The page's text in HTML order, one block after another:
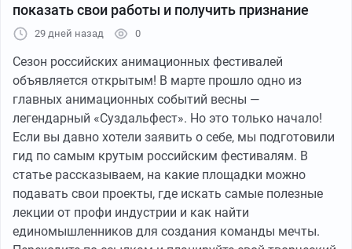
показать свои работы и получить признание
29 дней назад 0
Сезон российских анимационных фестивалей
объявляется открытым! В марте прошло одно из
главных анимационных событий весны —
легендарный «Суздальфест». Но это только начало!
Если вы давно хотели заявить о себе, мы подготовили
гид по самым крутым российским фестивалям. В
статье рассказываем, на какие площадки можно
подавать свои проекты, где искать самые полезные
лекции от профи индустрии и как найти
единомышленников для создания команды мечты.